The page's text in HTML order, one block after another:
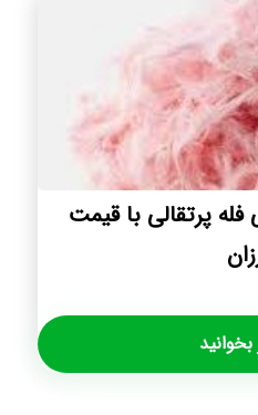
پرتقالی با قیمت